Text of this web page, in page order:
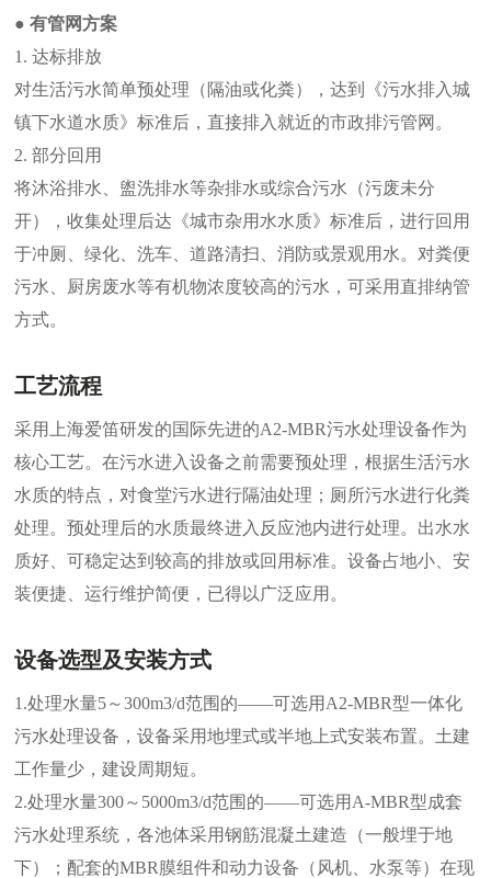
● 有管网方案
1. 达标排放
对生活污水简单预处理（隔油或化粪），达到《污水排入城
镇下水道水质》标准后，直接排入就近的市政排污管网。
2. 部分回用
将沐浴排水、盥洗排水等杂排水或综合污水（污废未分
开），收集处理后达《城市杂用水水质》标准后，进行回用
于冲厕、绿化、洗车、道路清扫、消防或景观用水。对粪便
污水、厨房废水等有机物浓度较高的污水，可采用直排纳管
方式。
工艺流程
采用上海爱笛研发的国际先进的A2-MBR污水处理设备作为
核心工艺。在污水进入设备之前需要预处理，根据生活污水
水质的特点，对食堂污水进行隔油处理；厕所污水进行化粪
处理。预处理后的水质最终进入反应池内进行处理。出水水
质好、可稳定达到较高的排放或回用标准。设备占地小、安
装便捷、运行维护简便，已得以广泛应用。
设备选型及安装方式
1.处理水量5～300m3/d范围的——可选用A2-MBR型一体化
污水处理设备，设备采用地埋式或半地上式安装布置。土建
工作量少，建设周期短。
2.处理水量300～5000m3/d范围的——可选用A-MBR型成套
污水处理系统，各池体采用钢筋混凝土建造（一般埋于地
下）；配套的MBR膜组件和动力设备（风机、水泵等）在现